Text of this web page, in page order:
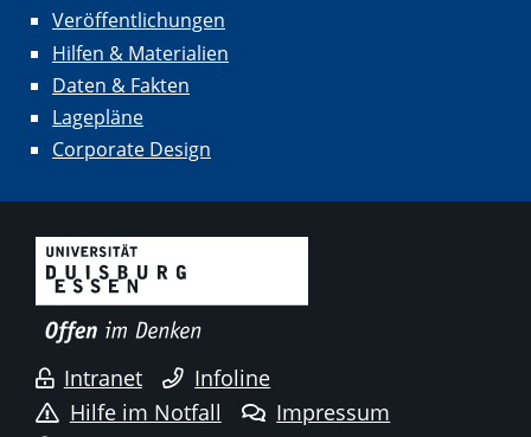
Veröffentlichungen
Hilfen & Materialien
Daten & Fakten
Lagepläne
Corporate Design
Intranet
Infoline
Hilfe im Notfall
Impressum